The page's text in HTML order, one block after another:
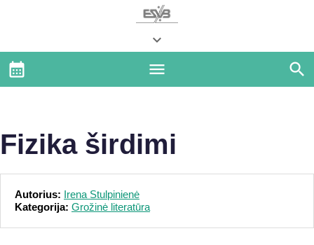
Fizika širdimi
Autorius: Irena Stulpinienė
Kategorija: Grožinė literatūra